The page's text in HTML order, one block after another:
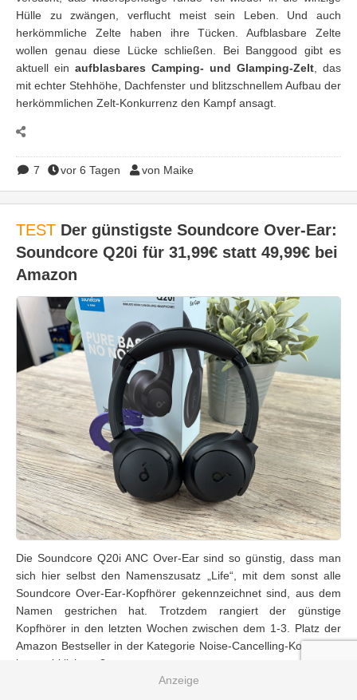
Hülle zu zwängen, verflucht meist sein Leben. Und auch
herkömmliche Zelte haben ihre Tücken. Aufblasbare Zelte
wollen genau diese Lücke schließen. Bei Banggood gibt es
aktuell ein aufblasbares Camping- und Glamping-Zelt , das
mit echter Stehhöhe, Dachfenster und blitzschnellem Aufbau der
herkömmlichen Zelt-Konkurrenz den Kampf ansagt.
7 vor 6 Tagen von Maike
TEST Der günstigste Soundcore Over-Ear:
Soundcore Q20i für 31,99€ statt 49,99€ bei
Amazon
Die Soundcore Q20i ANC Over-Ear sind so günstig, dass man
sich hier selbst den Namenszusatz „Life“, mit dem sonst alle
Soundcore Over-Ear-Kopfhörer gekennzeichnet sind, aus dem
Namen gestrichen hat. Trotzdem rangiert der günstige
Kopfhörer in den letzten Wochen zwischen dem 1-3. Platz der
Amazon Bestseller in der Kategorie Noise-Cancelling-Kopfhörer,
ist er wirklich gut?